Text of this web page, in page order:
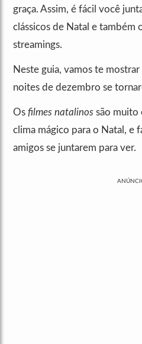
graça. Assim, é fácil você
clássicos de Natal e também
streamings.
Neste guia, vamos te
noites de dezembro se
Os filmes natalinos são muito
clima mágico para o Natal, e
amigos se juntarem para ver.